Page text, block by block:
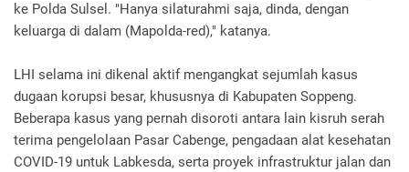
ke Polda Sulsel. "Hanya silaturahmi saja, dinda, dengan
keluarga di dalam (Mapolda-red)," katanya.
LHI selama ini dikenal aktif mengangkat sejumlah kasus
dugaan korupsi besar, khususnya di Kabupaten Soppeng.
Beberapa kasus yang pernah disoroti antara lain kisruh serah
terima pengelolaan Pasar Cabenge, pengadaan alat kesehatan
COVID-19 untuk Labkesda, serta proyek infrastruktur jalan dan